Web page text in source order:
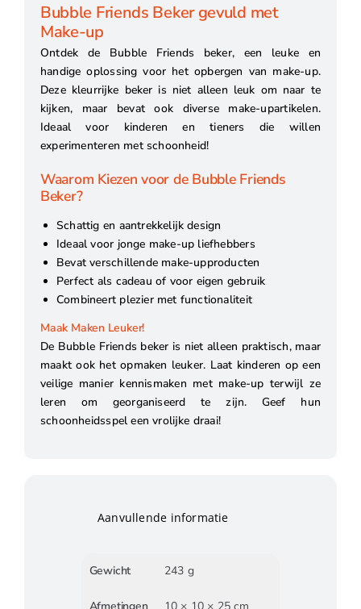
Bubble Friends Beker gevuld met
Make-up
Ontdek de Bubble Friends beker, een leuke en
handige oplossing voor het opbergen van make-up.
Deze kleurrijke beker is niet alleen leuk om naar te
kijken, maar bevat ook diverse make-upartikelen.
Ideaal voor kinderen en tieners die willen
experimenteren met schoonheid!
Waarom Kiezen voor de Bubble Friends
Beker?
Schattig en aantrekkelijk design
Ideaal voor jonge make-up liefhebbers
Bevat verschillende make-upproducten
Perfect als cadeau of voor eigen gebruik
Combineert plezier met functionaliteit
Maak Maken Leuker!
De Bubble Friends beker is niet alleen praktisch, maar
maakt ook het opmaken leuker. Laat kinderen op een
veilige manier kennismaken met make-up terwijl ze
leren om georganiseerd te zijn. Geef hun
schoonheidsspel een vrolijke draai!
Aanvullende informatie
Gewicht 243 g
Afmetingen 10 × 10 × 25 cm